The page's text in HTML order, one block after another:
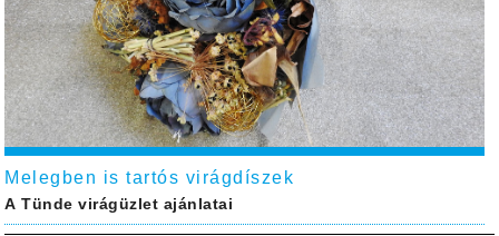
Melegben is tartós virágdíszek
A Tünde virágüzlet ajánlatai